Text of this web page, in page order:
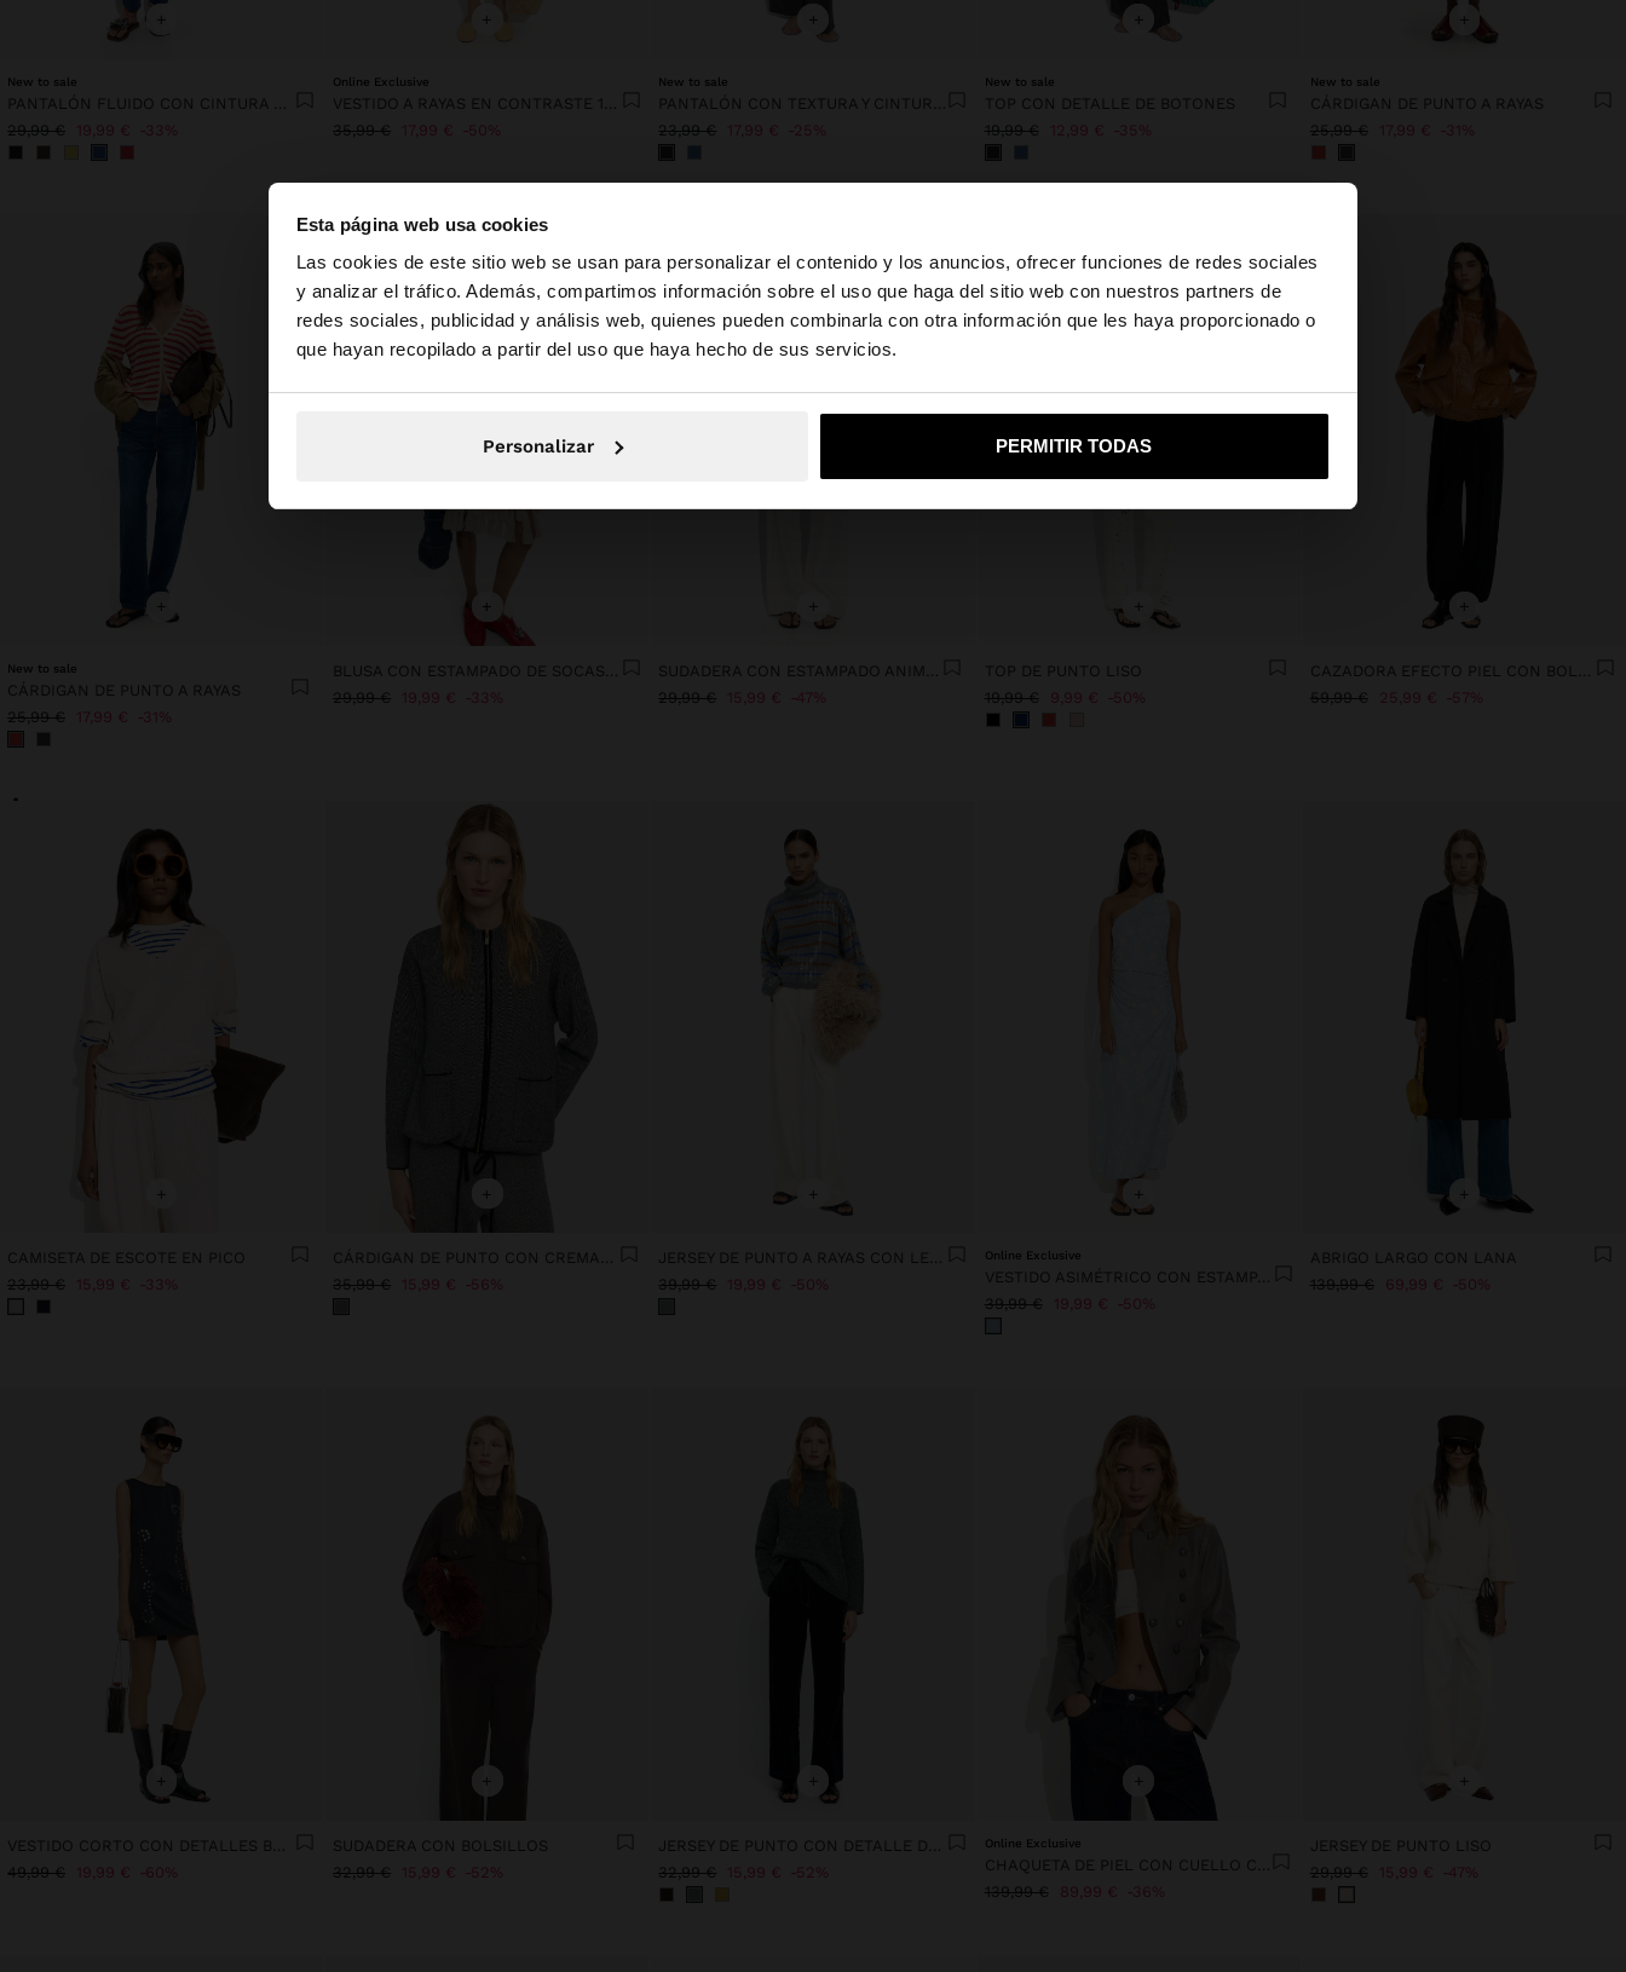
Esta página web usa cookies
Las cookies de este sitio web se usan para personalizar el contenido y los anuncios, ofrecer funciones de redes sociales
y analizar el tráfico. Además, compartimos información sobre el uso que haga del sitio web con nuestros partners de
redes sociales, publicidad y análisis web, quienes pueden combinarla con otra información que les haya proporcionado o
que hayan recopilado a partir del uso que haya hecho de sus servicios.
Personalizar PERMITIR TODAS
hola ×
Estás accediendo a la web de España. ¿Quieres ir a la web de United States?
No, continuar en la web de España Sí, llévame a United States
+
New to sale
29,99 € 19,99 € 33%
+
Online Exclusive
35,99 € 17,99 € 50%
+
New to sale
23,99 € 17,99 € 25%
+
New to sale
TOP CON DETALLE DE BOTONES
19,99 € 12,99 € 35%
+
New to sale
CÁRDIGAN DE PUNTO A RAYAS
25,99 € 17,99 € 31%
+
New to sale
CÁRDIGAN DE PUNTO A RAYAS
25,99 € 17,99 € 31%
+
BLUSA CON ESTAMPADO DE SOCAS 100% ALGODÓN
29,99 € 19,99 € 33%
+
SUDADERA CON ESTAMPADO ANIMAL
29,99 € 15,99 € 47%
+
TOP DE PUNTO LISO
19,99 € 9,99 € 50%
+
CAZADORA EFECTO PIEL CON BOLSILLOS
59,99 € 25,99 € 57%
+
CAMISETA DE ESCOTE EN PICO
23,99 € 15,99 € 33%
+
CÁRDIGAN DE PUNTO CON CREMALLERA
35,99 € 15,99 € 56%
+
JERSEY DE PUNTO A RAYAS CON LENTEJUELAS
39,99 € 19,99 € 50%
+
Online Exclusive
VESTIDO ASIMÉTRICO CON ESTAMPADO FLORAL
39,99 € 19,99 € 50%
+
ABRIGO LARGO CON LANA
139,99 € 69,99 € 50%
+
49,99 € 19,99 € 60%
+
SUDADERA CON BOLSILLOS
32,99 € 15,99 € 52%
+
32,99 € 15,99 € 52%
+
Online Exclusive
139,99 € 89,99 € 36%
+
JERSEY DE PUNTO LISO
29,99 € 15,99 € 47%